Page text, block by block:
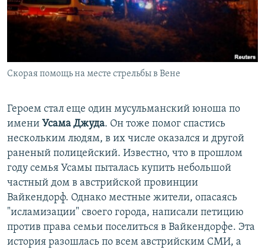
Скорая помощь на месте стрельбы в Вене
Героем стал еще один мусульманский юноша по
имени Усама Джуда. Он тоже помог спастись
нескольким людям, в их числе оказался и другой
раненый полицейский. Известно, что в прошлом
году семья Усамы пыталась купить небольшой
частный дом в австрийской провинции
Вайкендорф. Однако местные жители, опасаясь
"исламизации" своего города, написали петицию
против права семьи поселиться в Вайкендорфе. Эта
история разошлась по всем австрийским СМИ, а